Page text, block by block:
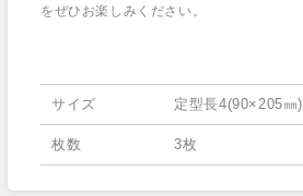
をぜひお楽しみください。
サイズ 定型長4(90×205㎜)
枚数 3枚